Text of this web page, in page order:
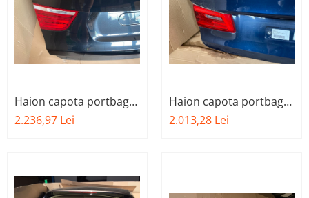
Haion capota portbagaj
BMW X3 F25
2.236,97 Lei
Haion capota portbagaj
BMW seria 5 G30
2.013,28 Lei